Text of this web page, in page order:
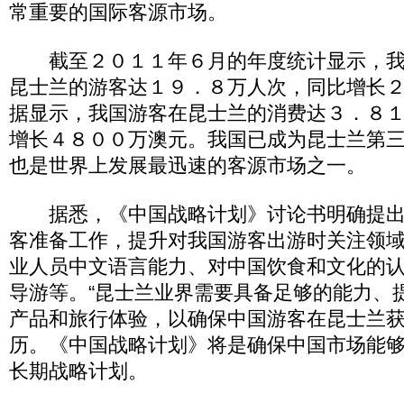
常重要的国际客源市场。
截至２０１１年６月的年度统计显示，
昆士兰的游客达１９．８万人次，同比增长
据显示，我国游客在昆士兰的消费达３．８
增长４８００万澳元。我国已成为昆士兰第
也是世界上发展最迅速的客源市场之一。
据悉，《中国战略计划》讨论书明确提
客准备工作，提升对我国游客出游时关注领
业人员中文语言能力、对中国饮食和文化的
导游等。“昆士兰业界需要具备足够的能力、
产品和旅行体验，以确保中国游客在昆士兰
历。《中国战略计划》将是确保中国市场能
长期战略计划。